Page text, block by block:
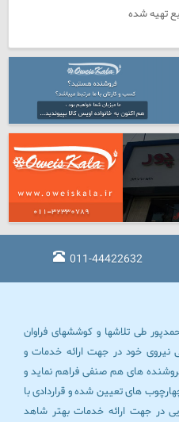
تهیه شده
011-44422632
طی تلاشها و کوششهای فراوان
نیروی خود در جهت ارائه خدمات و
های هم صنفی فراهم نماید و
های تعیین شده و قراردادی با
در جهت ارائه خدمات بهتر شاهد